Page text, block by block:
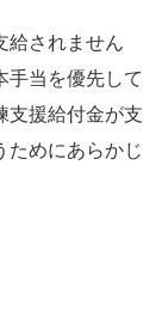
給されません
手当を優先して
支援給付金が支
ためにあらかじ